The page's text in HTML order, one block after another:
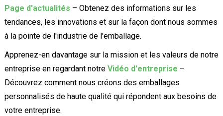
Page d'actualités – Obtenez des informations sur les
tendances, les innovations et sur la façon dont nous sommes
à la pointe de l'industrie de l'emballage.
Apprenez-en davantage sur la mission et les valeurs de notre
entreprise en regardant notre Vidéo d'entreprise –
Découvrez comment nous créons des emballages
personnalisés de haute qualité qui répondent aux besoins de
votre entreprise.